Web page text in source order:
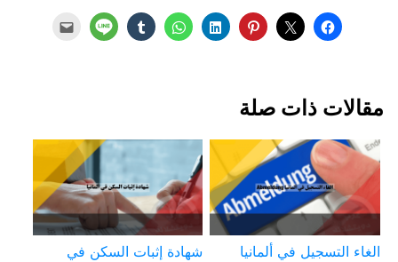
مقالات ذات صلة
الغاء التسجيل في ألمانيا
شهادة إثبات السكن في